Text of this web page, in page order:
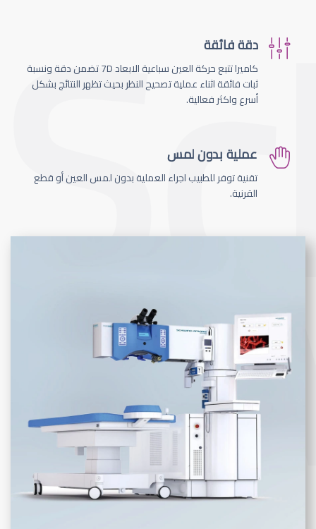
دقة فائقة
كاميرا تتبع حركة العين سباعية الابعاد 7D تضمن دقة ونسبة
ثبات فائقة اثناء عملية تصحيح النظر بحيث تظهر النتائج بشكل
أسرع واكثر فعالية.
عملية بدون لمس
تقنية توفر للطبيب اجراء العملية بدون لمس العين أو قطع
القرنية.